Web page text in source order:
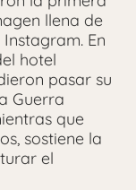
llena de
En
hotel
pasar su
Guerra
que
sostiene la
el